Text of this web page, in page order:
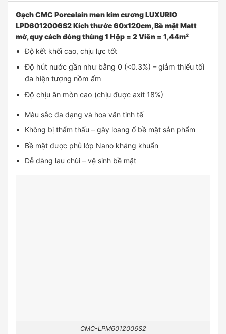
Gạch CMC Porcelain men kim cương LUXURIO
LPD6012006S2 Kích thước 60x120cm, Bề mặt Matt
mờ, quy cách đóng thùng 1 Hộp = 2 Viên = 1,44m²
Độ kết khối cao, chịu lực tốt
Độ hút nước gần như bằng 0 (<0.3%) – giảm thiểu tối
đa hiện tượng nồm ẩm
Độ chịu ăn mòn cao (chịu được axit 18%)
Màu sắc đa dạng và hoa văn tinh tế
Không bị thẩm thấu – gây loang ố bề mặt sản phẩm
Bề mặt được phủ lớp Nano kháng khuẩn
Dễ dàng lau chùi – vệ sinh bề mặt
CMC-LPM6012006S2